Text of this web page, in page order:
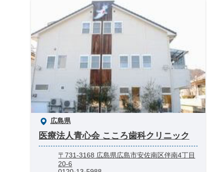
広島県
医療法人青心会 こころ歯科クリニック
〒731-3168 広島県広島市安佐南区伴南4丁目
20-6